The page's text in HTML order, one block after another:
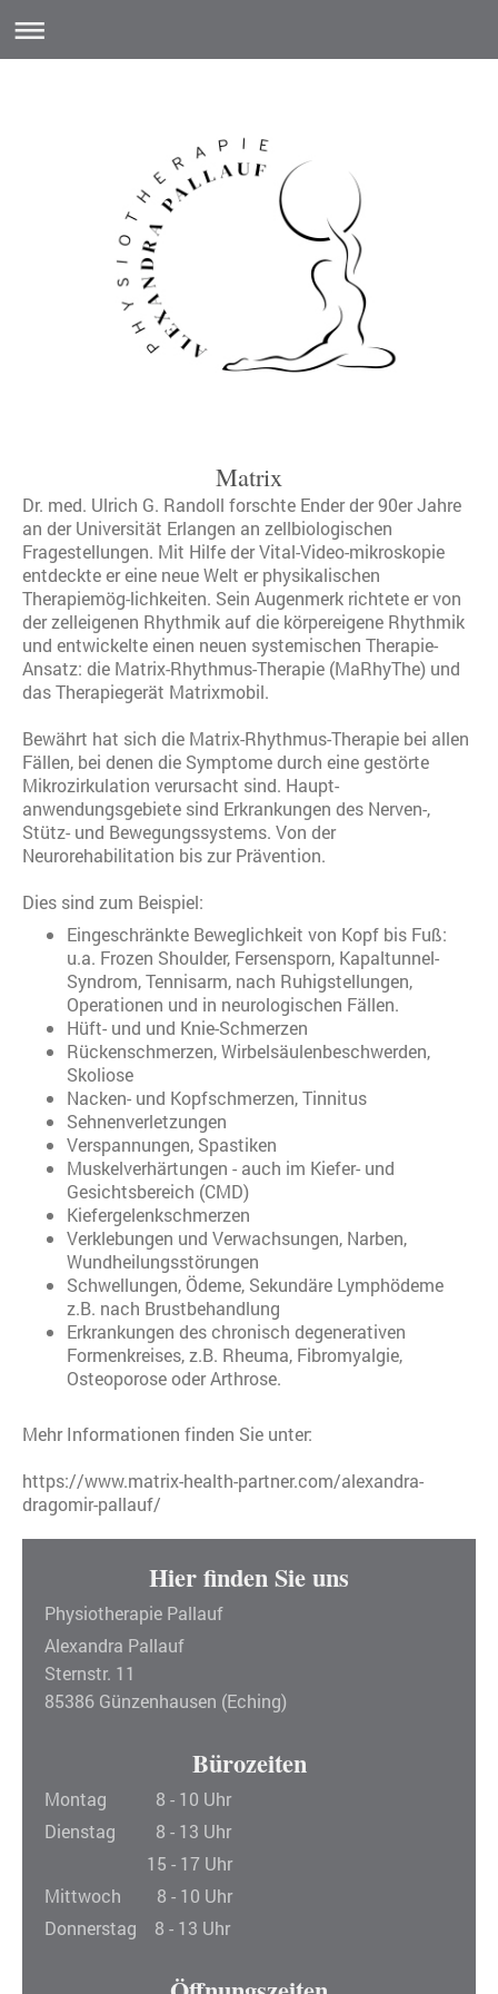
Matrix
Dr. med. Ulrich G. Randoll forschte Ender der 90er Jahre
an der Universität Erlangen an zellbiologischen
Fragestellungen. Mit Hilfe der Vital-Video-mikroskopie
entdeckte er eine neue Welt er physikalischen
Therapiemög-lichkeiten. Sein Augenmerk richtete er von
der zelleigenen Rhythmik auf die körpereigene Rhythmik
und entwickelte einen neuen systemischen Therapie-
Ansatz: die Matrix-Rhythmus-Therapie (MaRhyThe) und
das Therapiegerät Matrixmobil.
Bewährt hat sich die Matrix-Rhythmus-Therapie bei allen
Fällen, bei denen die Symptome durch eine gestörte
Mikrozirkulation verursacht sind. Haupt-
anwendungsgebiete sind Erkrankungen des Nerven-,
Stütz- und Bewegungssystems. Von der
Neurorehabilitation bis zur Prävention.
Dies sind zum Beispiel:
Eingeschränkte Beweglichkeit von Kopf bis Fuß:
u.a. Frozen Shoulder, Fersensporn, Kapaltunnel-
Syndrom, Tennisarm, nach Ruhigstellungen,
Operationen und in neurologischen Fällen.
Hüft- und und Knie-Schmerzen
Rückenschmerzen, Wirbelsäulenbeschwerden,
Skoliose
Nacken- und Kopfschmerzen, Tinnitus
Sehnenverletzungen
Verspannungen, Spastiken
Muskelverhärtungen - auch im Kiefer- und
Gesichtsbereich (CMD)
Kiefergelenkschmerzen
Verklebungen und Verwachsungen, Narben,
Wundheilungsstörungen
Schwellungen, Ödeme, Sekundäre Lymphödeme
z.B. nach Brustbehandlung
Erkrankungen des chronisch degenerativen
Formenkreises, z.B. Rheuma, Fibromyalgie,
Osteoporose oder Arthrose.
Mehr Informationen finden Sie unter:
https://www.matrix-health-partner.com/alexandra-
dragomir-pallauf/
Hier finden Sie uns
Physiotherapie Pallauf
Alexandra Pallauf
Sternstr. 11
85386 Günzenhausen (Eching)
Bürozeiten
Montag 8 - 10 Uhr
Dienstag 8 - 13 Uhr
15 - 17 Uhr
Mittwoch 8 - 10 Uhr
Donnerstag 8 - 13 Uhr